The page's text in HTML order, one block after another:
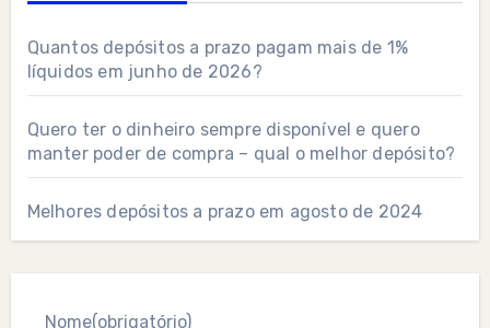
Quantos depósitos a prazo pagam mais de 1%
líquidos em junho de 2026?
Quero ter o dinheiro sempre disponível e quero
manter poder de compra – qual o melhor depósito?
Melhores depósitos a prazo em agosto de 2024
Nome(obrigatório)